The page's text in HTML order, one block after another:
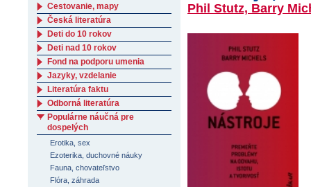
Phil Stutz, Barry
Cestovanie, mapy
Česká literatúra
Deti do 10 rokov
Deti nad 10 rokov
Fond na podporu umenia
Jazyky, vzdelanie
Literatúra faktu
Odborná literatúra
Populárne náučná pre
dospelých
Erotika, sex
Ezoterika, duchovné náuky
Fauna, chovateľstvo
Flóra, záhrada